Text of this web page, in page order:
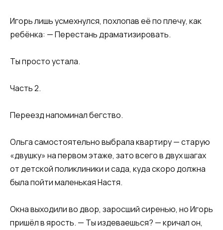
Игорь лишь усмехнулся, похлопав её по плечу, как
ребёнка: — Перестань драматизировать.
Ты просто устала.
Часть 2.
Переезд напоминал бегство.
Ольга самостоятельно выбрала квартиру — старую
«двушку» на первом этаже, зато всего в двух шагах
от детской поликлиники и сада, куда скоро должна
была пойти маленькая Настя.
Окна выходили во двор, заросший сиренью, но Игорь
пришёл в ярость. — Ты издеваешься? — кричал он,